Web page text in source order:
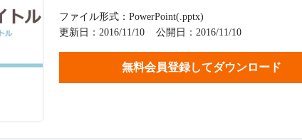
ファイル形式：PowerPoint(.pptx)
更新日：2016/11/10
公開日：2016/11/10
無料会員登録してダウンロード